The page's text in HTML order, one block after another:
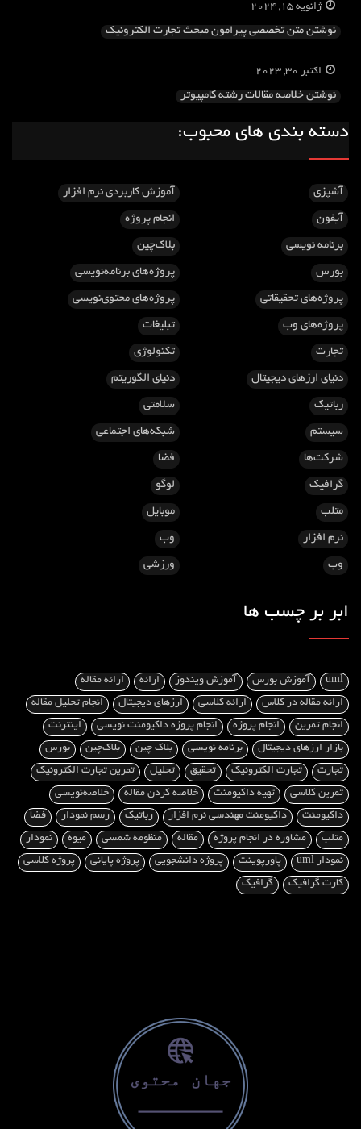
ژانویه 15, 2024
نوشتن متن تخصصی پیرامون مبحث تجارت الکترونیک
اکتبر 30, 2023
نوشتن خلاصه مقالات رشته کامپیوتر
دسته بندی های محبوب:
آشپزی آموزش کاربردی نرم افزار
آیفون انجام پروژه
برنامه نویسی بلاک‌چین
بورس پروژه‌های برنامه‌نویسی
پروژه‌های تحقیقاتی پروژه‌های محتوی‌نویسی
پروژه‌های وب تبلیغات
تجارت تکنولوژی
دنیای ارزهای دیجیتال دنیای الگوریتم
رباتیک سلامتی
سیستم شبکه‌های اجتماعی
شرکت‌ها فضا
گرافیک لوگو
متلب موبایل
نرم افزار وب
وب ورزشی
ابر بر چسب ها
uml آموزش بورس آموزش ویندوز ارائه
ارائه مقاله
ارائه مقاله در کلاس
ارائه کلاسی ارزهای دیجیتال
انجام تحلیل مقاله
انجام تمرین
انجام پروژه انجام پروژه داکیومنت‌ نویسی
اینترنت
بازار ارزهای دیجیتال
برنامه نویسی بلاک چین بلاک‌چین
بورس
تجارت
تجارت الکترونیک تحقیق تحلیل
تمرین تجارت الکترونیک
تمرین کلاسی
تهیه داکیومنت خلاصه کردن مقاله
خلاصه‌نویسی
داکیومنت
داکیومنت مهندسی نرم افزار رباتیک رسم نمودار
فضا
متلب
مشاوره در انجام پروژه مقاله منظومه شمسی میوه
نمودار
نمودار uml
پاورپوینت پروژه دانشجویی پروژه پایانی
پروژه کلاسی
کارت گرافیک
گرافیک